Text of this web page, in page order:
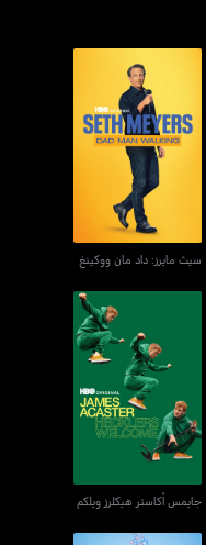
سيث مايرز: داد مان ووكينغ
سيث مايرز: داد مان ووكينغ
جايمس أكاستر هيكلرز ويلكم
جايمس أكاستر هيكلرز ويلكم